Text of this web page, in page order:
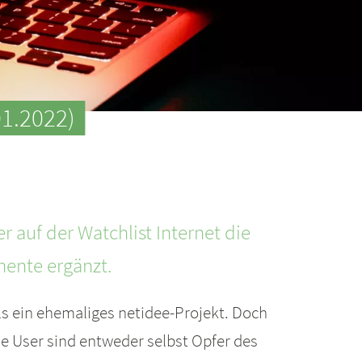
auf der Watchlist Internet die
ergänzt.
ehemaliges netidee-Projekt. Doch
User sind entweder selbst Opfer des